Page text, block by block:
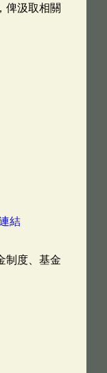
俾汲取相關
結
制度、基金